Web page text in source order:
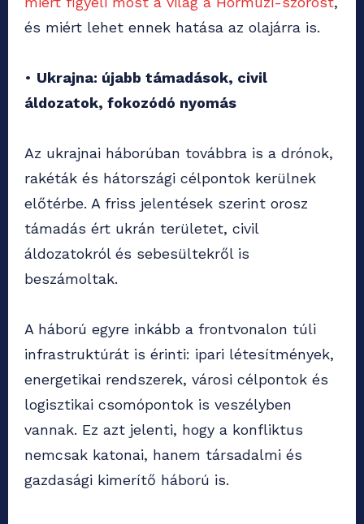
és miért lehet ennek hatása az olajárra is.
• Ukrajna: újabb támadások, civil
áldozatok, fokozódó nyomás
Az ukrajnai háborúban továbbra is a drónok,
rakéták és hátországi célpontok kerülnek
előtérbe. A friss jelentések szerint orosz
támadás ért ukrán területet, civil
áldozatokról és sebesültekről is
beszámoltak.
A háború egyre inkább a frontvonalon túli
infrastruktúrát is érinti: ipari létesítmények,
energetikai rendszerek, városi célpontok és
logisztikai csomópontok is veszélyben
vannak. Ez azt jelenti, hogy a konfliktus
nemcsak katonai, hanem társadalmi és
gazdasági kimerítő háború is.